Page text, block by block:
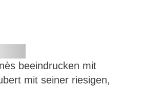
beeindrucken mit
mit seiner riesigen,